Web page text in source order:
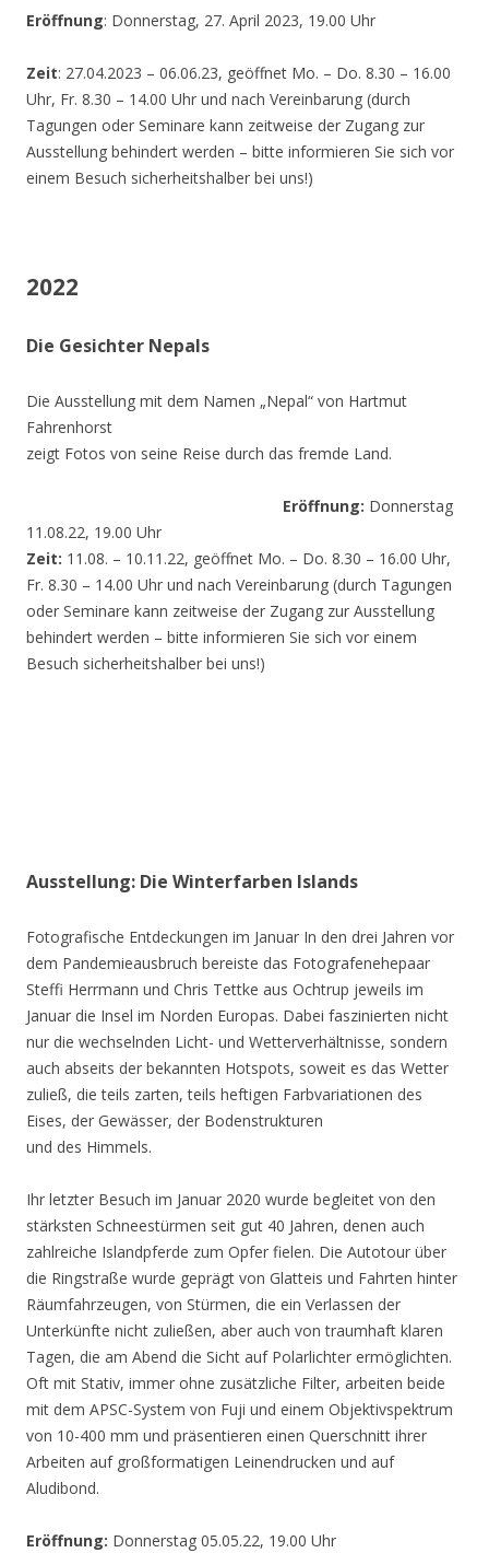
Eröffnung: Donnerstag, 27. April 2023, 19.00 Uhr
Zeit: 27.04.2023 – 06.06.23, geöffnet Mo. – Do. 8.30 – 16.00
Uhr, Fr. 8.30 – 14.00 Uhr und nach Vereinbarung (durch
Tagungen oder Seminare kann zeitweise der Zugang zur
Ausstellung behindert werden – bitte informieren Sie sich vor
einem Besuch sicherheitshalber bei uns!)
2022
Die Gesichter Nepals
Die Ausstellung mit dem Namen „Nepal“ von Hartmut
Fahrenhorst
zeigt Fotos von seine Reise durch das fremde Land.
Eröffnung: Donnerstag
11.08.22, 19.00 Uhr
Zeit: 11.08. – 10.11.22, geöffnet Mo. – Do. 8.30 – 16.00 Uhr,
Fr. 8.30 – 14.00 Uhr und nach Vereinbarung (durch Tagungen
oder Seminare kann zeitweise der Zugang zur Ausstellung
behindert werden – bitte informieren Sie sich vor einem
Besuch sicherheitshalber bei uns!)
Ausstellung: Die Winterfarben Islands
Fotografische Entdeckungen im Januar In den drei Jahren vor
dem Pandemieausbruch bereiste das Fotografenehepaar
Steffi Herrmann und Chris Tettke aus Ochtrup jeweils im
Januar die Insel im Norden Europas. Dabei faszinierten nicht
nur die wechselnden Licht- und Wetterverhältnisse, sondern
auch abseits der bekannten Hotspots, soweit es das Wetter
zuließ, die teils zarten, teils heftigen Farbvariationen des
Eises, der Gewässer, der Bodenstrukturen
und des Himmels.
Ihr letzter Besuch im Januar 2020 wurde begleitet von den
stärksten Schneestürmen seit gut 40 Jahren, denen auch
zahlreiche Islandpferde zum Opfer fielen. Die Autotour über
die Ringstraße wurde geprägt von Glatteis und Fahrten hinter
Räumfahrzeugen, von Stürmen, die ein Verlassen der
Unterkünfte nicht zuließen, aber auch von traumhaft klaren
Tagen, die am Abend die Sicht auf Polarlichter ermöglichten.
Oft mit Stativ, immer ohne zusätzliche Filter, arbeiten beide
mit dem APSC-System von Fuji und einem Objektivspektrum
von 10-400 mm und präsentieren einen Querschnitt ihrer
Arbeiten auf großformatigen Leinendrucken und auf
Aludibond.
Eröffnung: Donnerstag 05.05.22, 19.00 Uhr